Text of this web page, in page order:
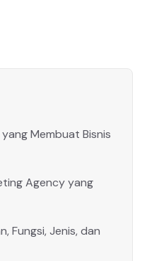
Membuat Bisnis
Agency yang
Fungsi, Jenis, dan